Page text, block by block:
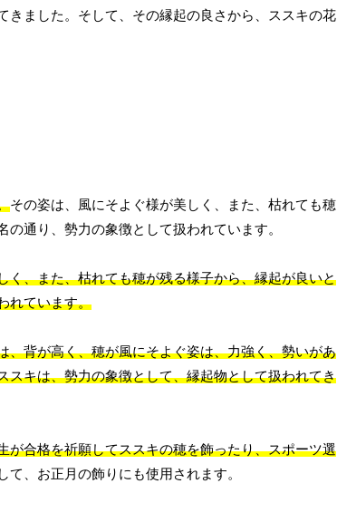
ました。そして、その縁起の良さから、ススキの花
その姿は、風にそよぐ様が美しく、また、枯れても穂
通り、勢力の象徴として扱われています。
、また、枯れても穂が残る様子から、縁起が良いと
れています。
、背が高く、穂が風にそよぐ姿は、力強く、勢いがあ
キは、勢力の象徴として、縁起物として扱われてき
合格を祈願してススキの穂を飾ったり、スポーツ選
て、お正月の飾りにも使用されます。